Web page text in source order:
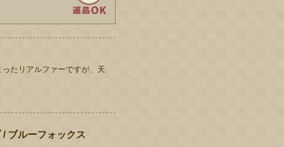
たリアルファーですが、天
ブルーフォックス